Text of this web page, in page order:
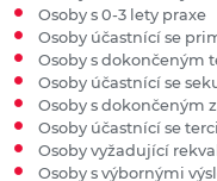
Osoby s 0-3 lety praxe
Osoby účastnící se
Osoby s dokončeným
Osoby účastnící se
Osoby s dokončeným
Osoby účastnící se
Osoby vyžadující
Osoby s výbornými